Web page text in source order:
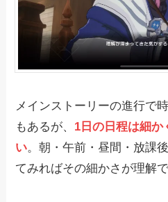
メインストーリーの進行で
もあるが、 1日の日程は細か
い。朝・午前・昼間・放課
てみればその細かさが理解